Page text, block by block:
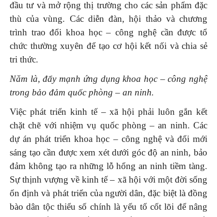
đầu tư và mở rộng thị trường cho các sản phẩm đặc
thù của vùng. Các diễn đàn, hội thảo và chương
trình trao đổi khoa học – công nghệ cần được tổ
chức thường xuyên để tạo cơ hội kết nối và chia sẻ
tri thức.
Năm là, đẩy mạnh ứng dụng khoa học – công nghệ
trong bảo đảm quốc phòng – an ninh.
Việc phát triển kinh tế – xã hội phải luôn gắn kết
chặt chẽ với nhiệm vụ quốc phòng – an ninh. Các
dự án phát triển khoa học – công nghệ và đổi mới
sáng tạo cần được xem xét dưới góc độ an ninh, bảo
đảm không tạo ra những lỗ hổng an ninh tiềm tàng.
Sự thịnh vượng về kinh tế – xã hội với một đời sống
ổn định và phát triển của người dân, đặc biệt là đồng
bào dân tộc thiểu số chính là yếu tố cốt lõi để nâng